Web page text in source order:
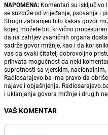
NAPOMENA: Komentari su isključivo
se suzdrže od vrijeđanja, psovanja i
Strogo zabranjen bilo kakav govor
kojeg možete biti krivično
da na zahtjev zvaničnih organa
sadrže govor mržnje, kao i da
vas da svaki čitatelj dobrovoljno
prihvata mogućnost da neki
suprotnosti sa vjerskim,
Radiosarajevo.ba ima pravo da
najave i objašnjenja.
i uklanjanja govora mržnje i drugih
VAŠ KOMENTAR